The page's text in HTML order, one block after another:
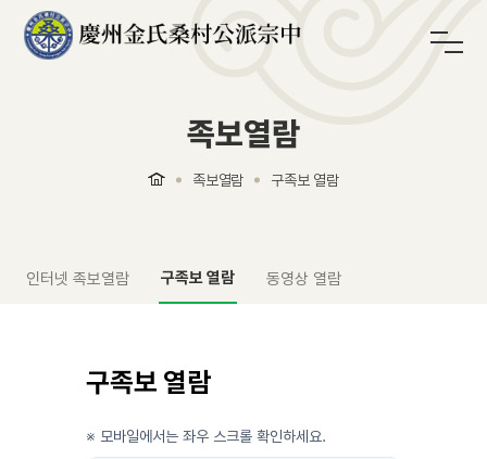
족보열람
족보열람 구족보 열람
인터넷 족보열람 구족보 열람 동영상 열람
구족보 열람
※ 모바일에서는 좌우 스크롤 확인하세요.